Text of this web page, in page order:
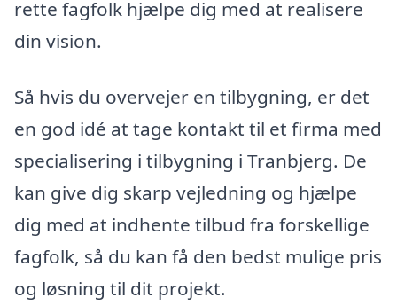
rette fagfolk hjælpe dig med at realisere
din vision.
Så hvis du overvejer en tilbygning, er det
en god idé at tage kontakt til et firma med
specialisering i tilbygning i Tranbjerg. De
kan give dig skarp vejledning og hjælpe
dig med at indhente tilbud fra forskellige
fagfolk, så du kan få den bedst mulige pris
og løsning til dit projekt.